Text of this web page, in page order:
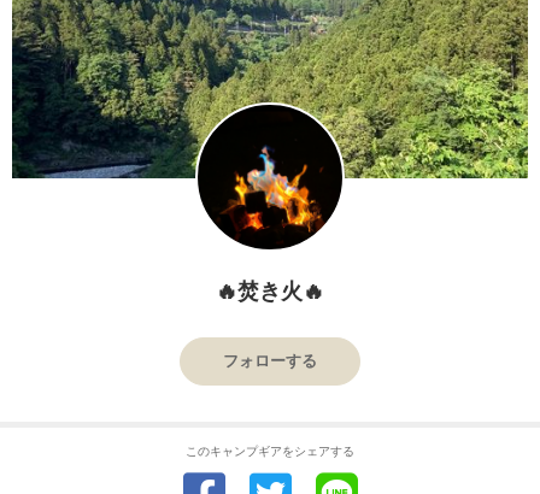
🔥焚き火🔥
フォローする
このキャンプギアをシェアする